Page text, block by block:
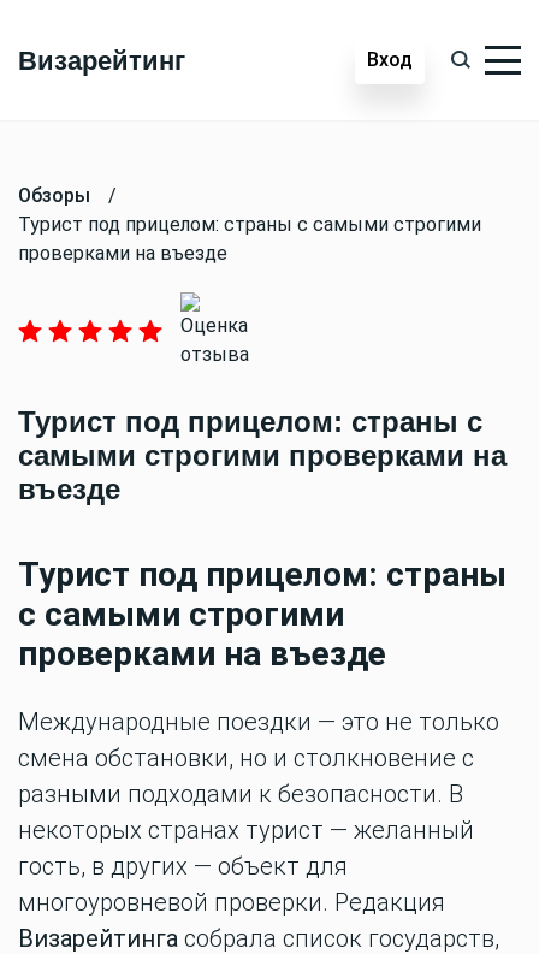
Визарейтинг Вход
Обзоры
/
Турист под прицелом: страны с самыми строгими
проверками на въезде
Турист под прицелом: страны с
самыми строгими проверками на
въезде
Турист под прицелом: страны
с самыми строгими
проверками на въезде
Международные поездки — это не только
смена обстановки, но и столкновение с
разными подходами к безопасности. В
некоторых странах турист — желанный
гость, в других — объект для
многоуровневой проверки. Редакция
Визарейтинга собрала список государств,